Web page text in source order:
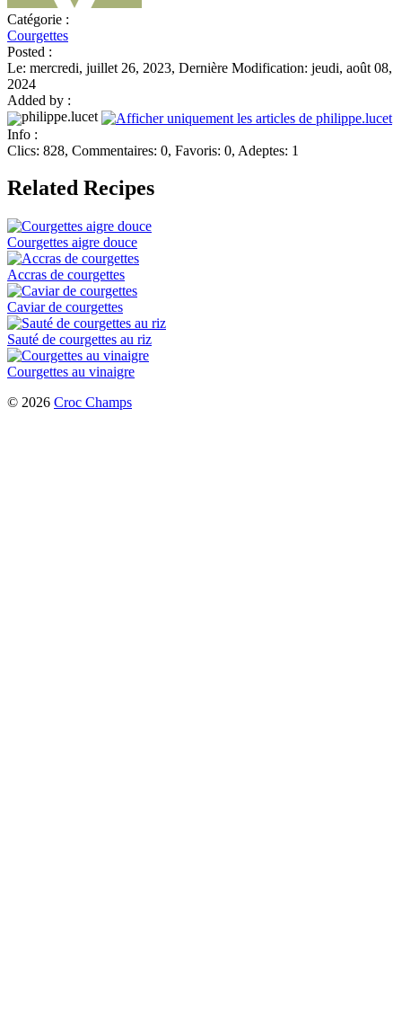
Catégorie :
Courgettes
Posted :
Le: mercredi, juillet 26, 2023, Dernière Modification: jeudi, août 08,
2024
Added by :
philippe.lucet
Info :
Clics: 828, Commentaires: 0, Favoris: 0, Adeptes: 1
Related Recipes
Courgettes aigre douce
Accras de courgettes
Caviar de courgettes
Sauté de courgettes au riz
Courgettes au vinaigre
© 2026 Croc Champs